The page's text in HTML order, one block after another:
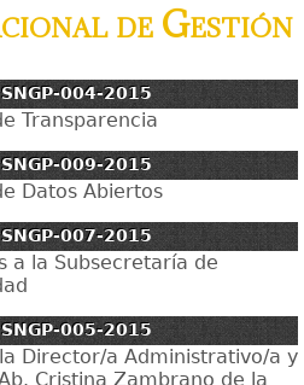
de Gestión
004-2015
Transparencia
009-2015
Datos Abiertos
007-2015
a la Subsecretaría de
005-2015
Director/a Administrativo/a y
Cristina Zambrano de la